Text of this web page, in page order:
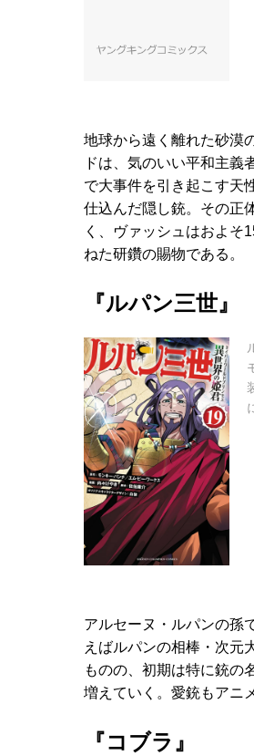
地球から遠く離れた砂漠
ドは、気のいい平和主義
で大事件を引き起こす天
仕込んだ隠し銃。その正
く、ヴァッシュはおよそ
ねた研鑽の賜物である。
『ルパン三世』
アルセーヌ・ルパンの孫
えばルパンの相棒・次元
ものの、初期は特に銃の
増えていく。愛銃もアニ
『コブラ』